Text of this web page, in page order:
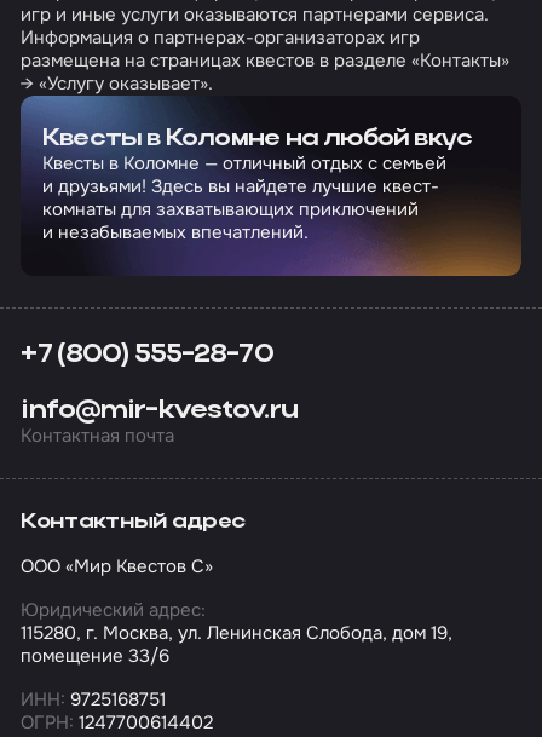
игр и иные услуги оказываются партнерами сервиса.
Информация о партнерах-организаторах игр
размещена на страницах квестов в разделе «Контакты»
→ «Услугу оказывает».
Квесты в Коломне на любой вкус
Квесты в Коломне — отличный отдых с семьей
и друзьями! Здесь вы найдете лучшие квест-
комнаты для захватывающих приключений
и незабываемых впечатлений.
+7 (800) 555-28-70
info@mir-kvestov.ru
Контактная почта
Контактный адрес
ООО «Мир Квестов С»
Юридический адрес:
115280, г. Москва, ул. Ленинская Слобода, дом 19,
помещение 33/6
ИНН: 9725168751
ОГРН: 1247700614402